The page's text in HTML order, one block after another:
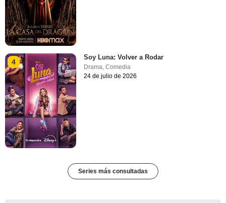
4
Soy Luna: Volver a Rodar
Drama,Comedia
24 de julio de 2026
Series más consultadas